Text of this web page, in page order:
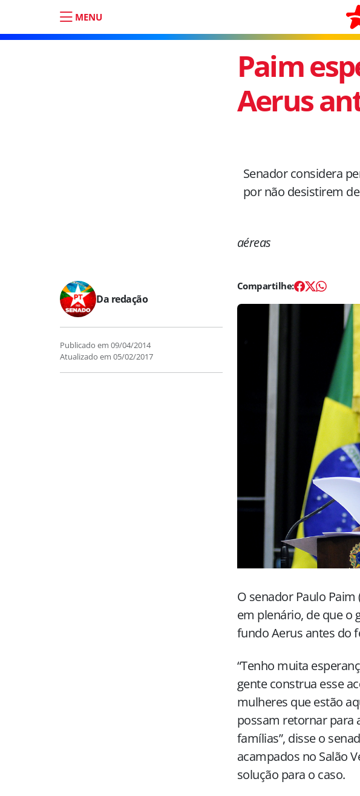
MENU
Paim
Aerus
Senador considera
por não desistirem
aéreas
Da redação
Publicado em 09/04/2014
Atualizado em 05/02/2017
O senador Paulo Paim
em plenário, de que o
fundo Aerus antes do
“Tenho muita
gente construa esse
mulheres que estão
possam retornar para
famílias”, disse o
acampados no Salão
solução para o caso.